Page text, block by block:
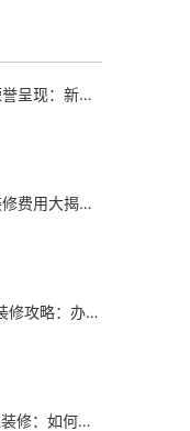
上海天太空间荣誉呈现：新泊地4500㎡总部科研办公一体化空间圆满交付
办公室一平米装修费用大揭秘：从设计到材料，了解每一项费用的合理估算
1000平办公楼装修攻略：办公楼装修设计、材料选择与施工流程全指南
600平方办公室装修：如何打造一个高效、舒适、创意的办公环境？